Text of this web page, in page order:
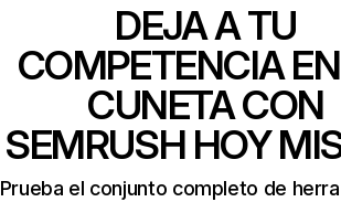
DEJA A TU
COMPETENCIA
CUNETA CON
SEMRUSH HOY
Prueba el conjunto completo de